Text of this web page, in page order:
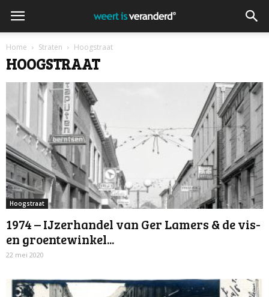
Home Straten Hoogstraat
HOOGSTRAAT
Hoogstraat
1974 – IJzerhandel van Ger Lamers & de vis-
en groentewinkel...
22 mei 2020